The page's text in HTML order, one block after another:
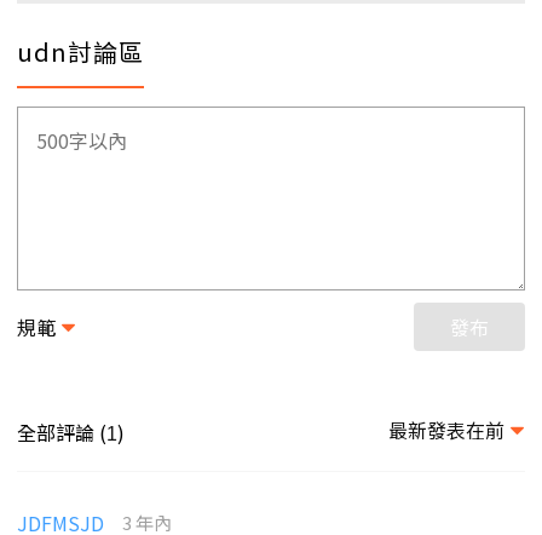
udn討論區
規範 發布
全部評論 (1) 最新發表在前
JDFMSJD 3 年內